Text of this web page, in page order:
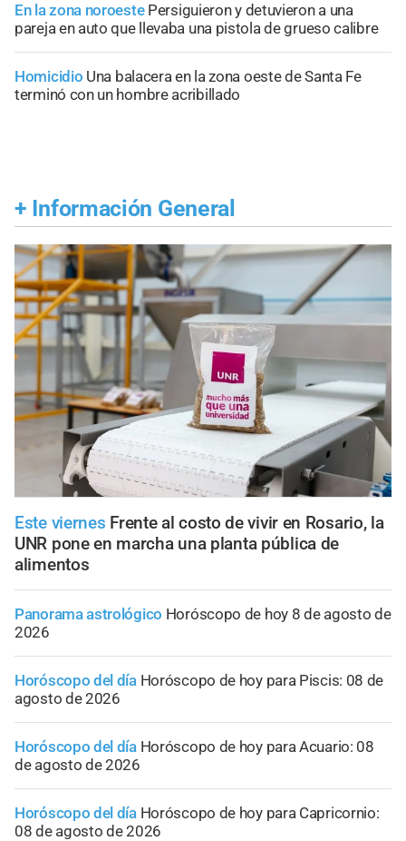
En la zona noroeste Persiguieron y detuvieron a una
pareja en auto que llevaba una pistola de grueso calibre
Homicidio Una balacera en la zona oeste de Santa Fe
terminó con un hombre acribillado
+ Información General
Este viernes Frente al costo de vivir en Rosario, la
UNR pone en marcha una planta pública de
alimentos
Panorama astrológico Horóscopo de hoy 8 de agosto de
2026
Horóscopo del día Horóscopo de hoy para Piscis: 08 de
agosto de 2026
Horóscopo del día Horóscopo de hoy para Acuario: 08
de agosto de 2026
Horóscopo del día Horóscopo de hoy para Capricornio:
08 de agosto de 2026